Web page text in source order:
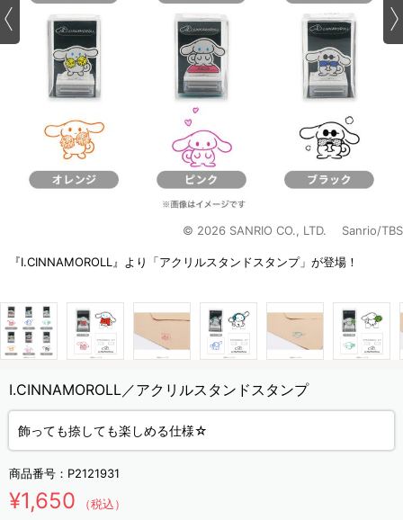
© 2026 SANRIO CO., LTD. Sanrio/TBS
『I.CINNAMOROLL』より「アクリルスタンドスタンプ」が登場！
I.CINNAMOROLL／アクリルスタンドスタンプ
飾っても捺しても楽しめる仕様☆
商品番号： P2121931
¥1,650 （税込）